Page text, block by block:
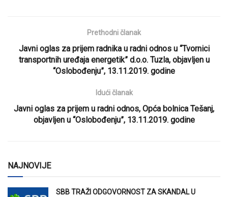
Prethodni članak
Javni oglas za prijem radnika u radni odnos u “Tvornici
transportnih uređaja energetik” d.o.o. Tuzla, objavljen u
“Oslobođenju”, 13.11.2019. godine
Idući članak
Javni oglas za prijem u radni odnos, Opća bolnica Tešanj,
objavljen u “Oslobođenju”, 13.11.2019. godine
NAJNOVIJE
SBB TRAŽI ODGOVORNOST ZA SKANDAL U